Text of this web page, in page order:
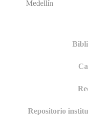
Medellín
Repositorio